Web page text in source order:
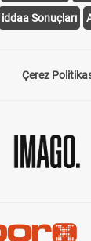
iddaa Sonuçları
Çerez